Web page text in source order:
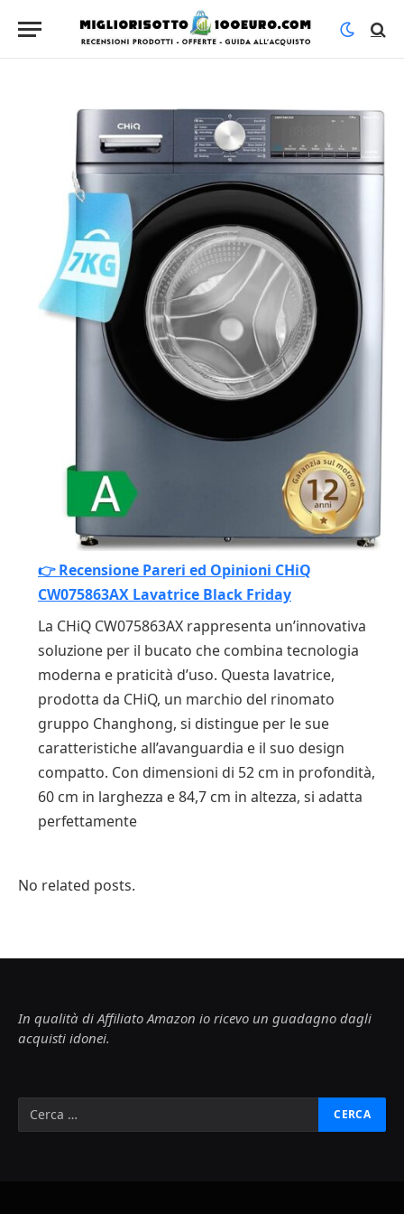
👉 Recensione Pareri ed Opinioni CHiQ
CW075863AX Lavatrice Black Friday
La CHiQ CW075863AX rappresenta un’innovativa
soluzione per il bucato che combina tecnologia
moderna e praticità d’uso. Questa lavatrice,
prodotta da CHiQ, un marchio del rinomato
gruppo Changhong, si distingue per le sue
caratteristiche all’avanguardia e il suo design
compatto. Con dimensioni di 52 cm in profondità,
60 cm in larghezza e 84,7 cm in altezza, si adatta
perfettamente
No related posts.
In qualità di Affiliato Amazon io ricevo un guadagno dagli
acquisti idonei.